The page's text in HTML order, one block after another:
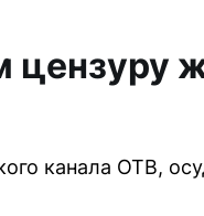
канала ОТВ,